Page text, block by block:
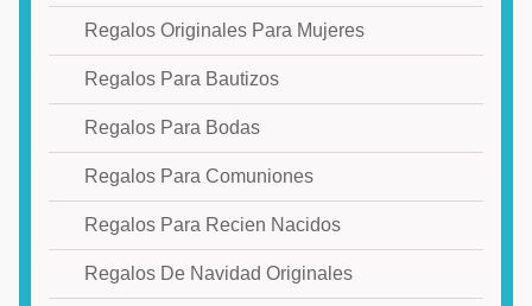
Regalos Originales Para Mujeres
Regalos Para Bautizos
Regalos Para Bodas
Regalos Para Comuniones
Regalos Para Recien Nacidos
Regalos De Navidad Originales